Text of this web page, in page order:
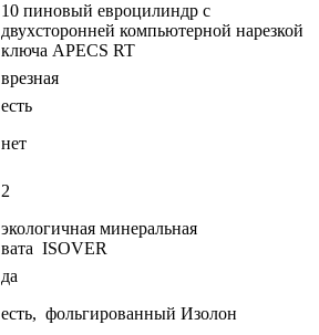
10 пиновый евроцилиндр с
двухсторонней компьютерной нарезкой
ключа APECS RT
врезная
есть
нет
2
экологичная минеральная
вата ISOVER
да
есть, фольгированный Изолон